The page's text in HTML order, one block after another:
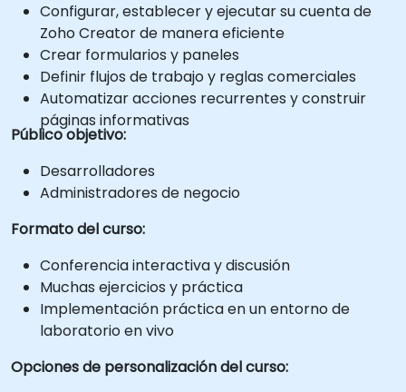
Configurar, establecer y ejecutar su cuenta de
Zoho Creator de manera eficiente
Crear formularios y paneles
Definir flujos de trabajo y reglas comerciales
Automatizar acciones recurrentes y construir
páginas informativas
Público objetivo:
Desarrolladores
Administradores de negocio
Formato del curso:
Conferencia interactiva y discusión
Muchas ejercicios y práctica
Implementación práctica en un entorno de
laboratorio en vivo
Opciones de personalización del curso: